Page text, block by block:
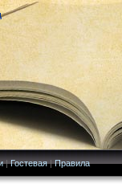
|Гостевая|Правила